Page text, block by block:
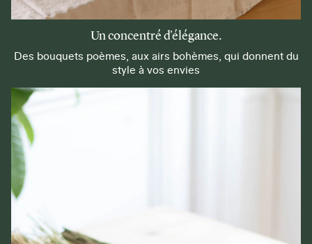
Un concentré d'élégance.
Des bouquets poèmes, aux airs bohèmes, qui donnent du
style à vos envies